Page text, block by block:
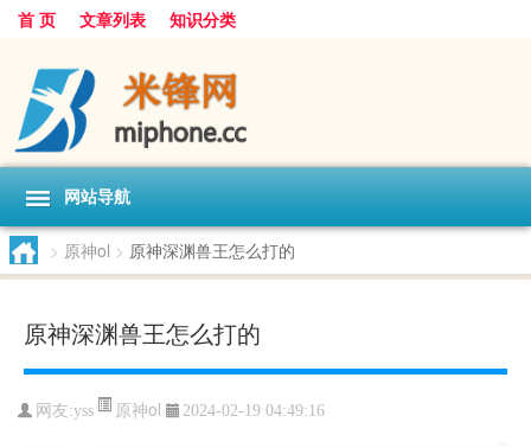
首 页 文章列表 知识分类
网站导航
> 原神ol > 原神深渊兽王怎么打的
原神深渊兽王怎么打的
网友:yss 原神ol 2024-02-19 04:49:16